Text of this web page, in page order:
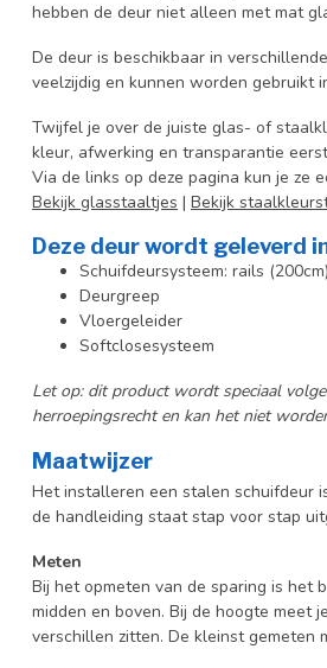
hebben de deur niet alleen met mat
De deur is beschikbaar in
veelzijdig en kunnen worden gebruikt
Twijfel je over de juiste glas- of
kleur, afwerking en transparantie
Via de links op deze pagina kun je ze
Bekijk glasstaaltjes | Bekijk
Deze deur wordt geleverd
Schuifdeursysteem: rails
Deurgreep
Vloergeleider
Softclosesysteem
Let op: dit product wordt speciaal
herroepingsrecht en kan het niet
Maatwijzer
Het installeren een stalen schuifdeur
de handleiding staat stap voor stap
Meten
Bij het opmeten van de sparing is het
midden en boven. Bij de hoogte meet
verschillen zitten. De kleinst gemeten